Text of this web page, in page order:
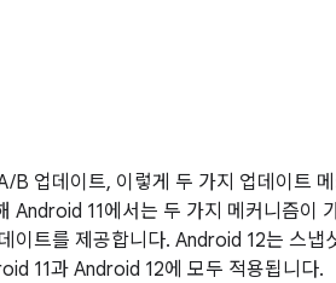
업데이트, 이렇게 두 가지 업데이트
Android 11에서는 두 가지 메커니즘이
이트를 제공합니다. Android 12는 스냅
11과 Android 12에 모두 적용됩니다.